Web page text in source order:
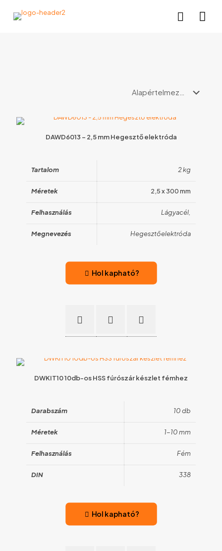
DAWD6013 – 2,5 mm Hegesztő elektróda
Tartalom 2 kg
Méretek 2,5 x 300 mm
Felhasználás Lágyacél,
Megnevezés Hegesztőelektróda
Hol kapható?
DWKIT10 10db-os HSS fúrószár készlet fémhez
Darabszám 10 db
Méretek 1-10 mm
Felhasználás Fém
DIN 338
Hol kapható?